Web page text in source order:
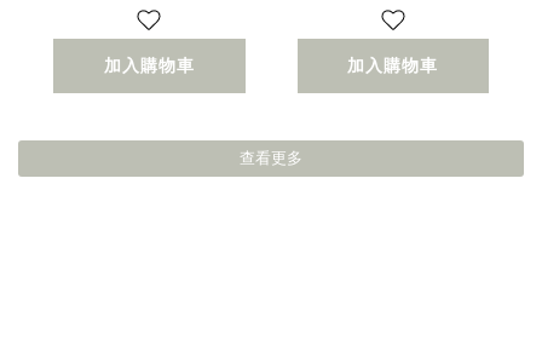
加入購物車 加入購物車
查看更多